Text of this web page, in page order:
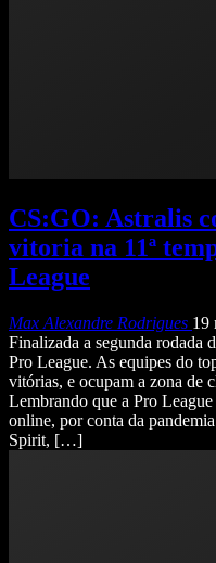
CS:GO: Astralis
vitoria na 11ª
League
Max Alexandre Rodrigues 19
Finalizada a segunda rodada
Pro League. As equipes do
vitórias, e ocupam a zona de
Lembrando que a Pro
online, por conta da
Spirit, […]